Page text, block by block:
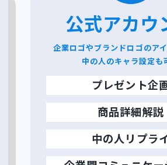
公式アカウ
企業ロゴやブランドロゴのア
中の人のキャラ設定も
プレゼント企
商品詳細解説
中の人リプラ